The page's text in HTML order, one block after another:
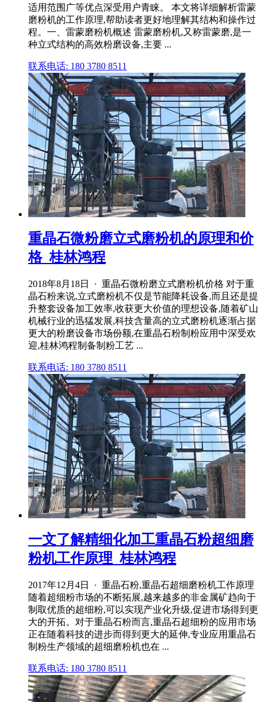
适用范围广等优点深受用户青睐。 本文将详细解析雷蒙
磨粉机的工作原理,帮助读者更好地理解其结构和操作过
程。一、雷蒙磨粉机概述 雷蒙磨粉机,又称雷蒙磨,是一
种立式结构的高效粉磨设备,主要 ...
联系电话: 180 3780 8511
重晶石微粉磨立式磨粉机的原理和价
格_桂林鸿程
2018年8月18日 · 重晶石微粉磨立式磨粉机价格 对于重
晶石粉来说,立式磨粉机不仅是节能降耗设备,而且还是提
升整套设备加工效率,收获更大价值的理想设备,随着矿山
机械行业的迅猛发展,科技含量高的立式磨粉机逐渐占据
更大的粉磨设备市场份额,在重晶石粉制粉应用中深受欢
迎,桂林鸿程制备制粉工艺 ...
联系电话: 180 3780 8511
一文了解精细化加工重晶石粉超细磨
粉机工作原理_桂林鸿程
2017年12月4日 · 重晶石粉,重晶石超细磨粉机工作原理
随着超细粉市场的不断拓展,越来越多的非金属矿趋向于
制取优质的超细粉,可以实现产业化升级,促进市场得到更
大的开拓。对于重晶石粉而言,重晶石超细粉的应用市场
正在随着科技的进步而得到更大的延伸,专业应用重晶石
制粉生产领域的超细磨粉机也在 ...
联系电话: 180 3780 8511